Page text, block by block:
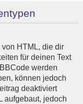
HTML, die dir
für deinen Text
werden
können jedoch
deaktiviert
aufgebaut, jedoch